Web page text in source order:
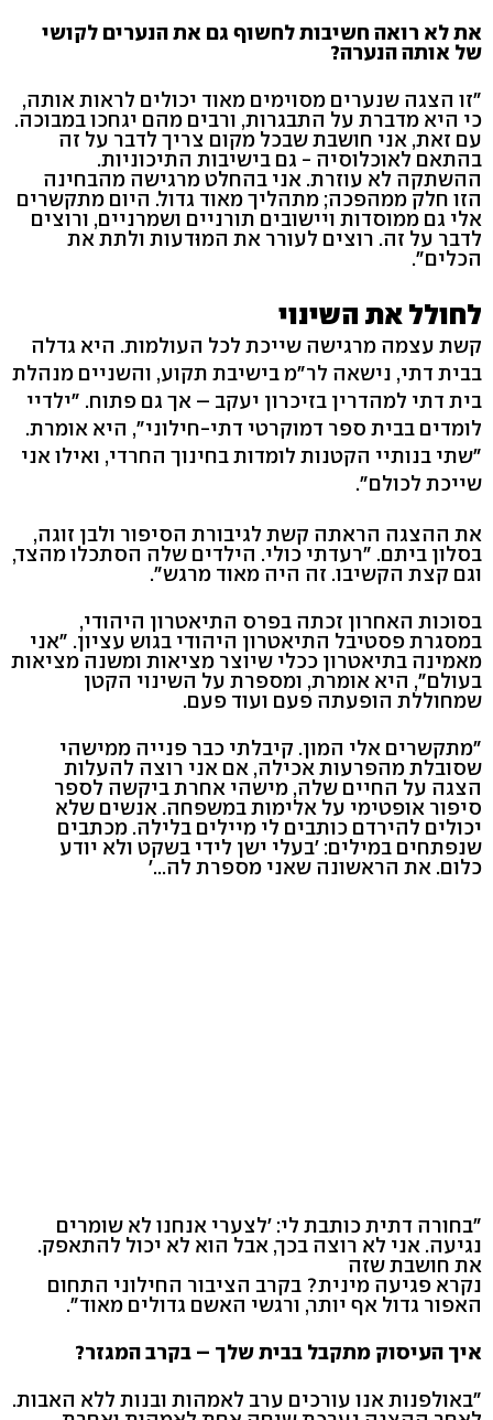
את לא רואה חשיבות לחשוף גם את הנערים לקושי
של אותה הנערה?
"זו הצגה שנערים מסוימים מאוד יכולים לראות אותה,
כי היא מדברת על התבגרות, ורבים מהם יגחכו במבוכה.
עם זאת, אני חושבת שבכל מקום צריך לדבר על זה
בהתאם לאוכלוסיה - גם בישיבות התיכוניות.
ההשתקה לא עוזרת. אני בהחלט מרגישה מהבחינה
הזו חלק ממהפכה; מתהליך מאוד גדול. היום מתקשרים
אלי גם ממוסדות ויישובים תורניים ושמרניים, ורוצים
לדבר על זה. רוצים לעורר את המוּדעות ולתת את
הכלים".
לחולל את השינוי
קשת עצמה מרגישה שייכת לכל העולמות. היא גדלה
בבית דתי, נישאה לר"מ בישיבת תקוע, והשניים מנהלת
בית דתי למהדרין בזיכרון יעקב – אך גם פתוח. "ילדיי
לומדים בבית ספר דמוקרטי דתי-חילוני", היא אומרת.
"שתי בנותיי הקטנות לומדות בחינוך החרדי, ואילו אני
שייכת לכולם".
את ההצגה הראתה קשת לגיבורת הסיפור ולבן זוגה,
בסלון ביתם. "רעדתי כולי. הילדים שלה הסתכלו מהצד,
וגם קצת הקשיבו. זה היה מאוד מרגש".
בסוכות האחרון זכתה בפרס התיאטרון היהודי,
במסגרת פסטיבל התיאטרון היהודי בגוש עציון. "אני
מאמינה בתיאטרון ככלי שיוצר מציאות ומשנה מציאות
בעולם", היא אומרת, ומספרת על השינוי הקטן
שמחוללת הופעתה פעם ועוד פעם.
"מתקשרים אלי המון. קיבלתי כבר פנייה ממישהי
שסובלת מהפרעות אכילה, אם אני רוצה להעלות
הצגה על החיים שלה, מישהי אחרת ביקשה לספר
סיפור אופטימי על אלימות במשפחה. אנשים שלא
יכולים להירדם כותבים לי מיילים בלילה. מכתבים
שנפתחים במילים: 'בעלי ישן לידי בשקט ולא יודע
כלום. את הראשונה שאני מספרת לה...'
"בחורה דתית כותבת לי: 'לצערי אנחנו לא שומרים
נגיעה. אני לא רוצה בכך, אבל הוא לא יכול להתאפק.
את חושבת שזה
נקרא פגיעה מינית? בקרב הציבור החילוני התחום
האפור גדול אף יותר, ורגשי האשם גדולים מאוד".
איך העיסוק מתקבל בבית שלך – בקרב המגזר?
"באולפנות אנו עורכים ערב לאמהות ובנות ללא האבות.